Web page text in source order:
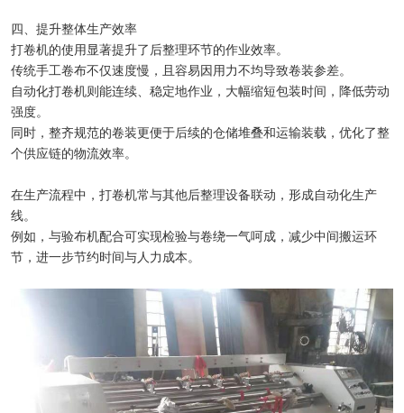
四、提升整体生产效率
打卷机的使用显著提升了后整理环节的作业效率。
传统手工卷布不仅速度慢，且容易因用力不均导致卷装参差。
自动化打卷机则能连续、稳定地作业，大幅缩短包装时间，降低劳动
强度。
同时，整齐规范的卷装更便于后续的仓储堆叠和运输装载，优化了整
个供应链的物流效率。
在生产流程中，打卷机常与其他后整理设备联动，形成自动化生产
线。
例如，与验布机配合可实现检验与卷绕一气呵成，减少中间搬运环
节，进一步节约时间与人力成本。